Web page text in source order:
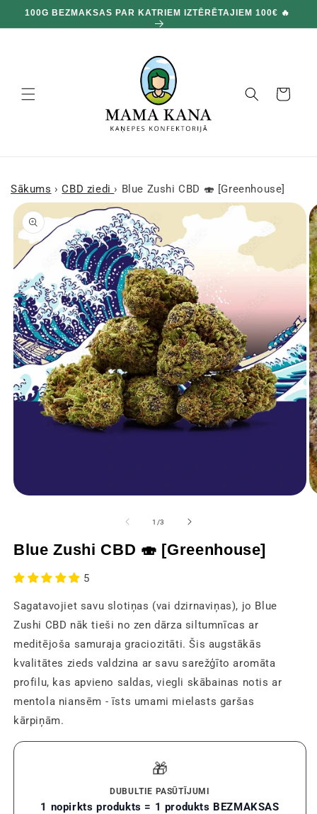
pāriet
pie
100G BEZMAKSAS PAR KATRIEM IZTĒRĒTAJIEM 100€ 🔥
Grozs
Sākums › CBD ziedi › Blue Zushi CBD 🍣 [Greenhouse]
Pārejiet uz
produkta
informāciju
logā
1 /no
3
Blue Zushi CBD 🍣 [Greenhouse]
5
Sagatavojiet savu slotiņas (vai dzirnaviņas), jo Blue
Zushi CBD nāk tieši no zen dārza siltumnīcas ar
meditējoša samuraja graciozitāti. Šis augstākās
kvalitātes zieds valdzina ar savu sarežģīto aromāta
profilu, kas apvieno saldas, viegli skābainas notis ar
mentola niansēm - īsts umami mielasts garšas
kārpiņām.
🎁
DUBULTIE PASŪTĪJUMI
1 nopirkts produkts = 1 produkts BEZMAKSAS